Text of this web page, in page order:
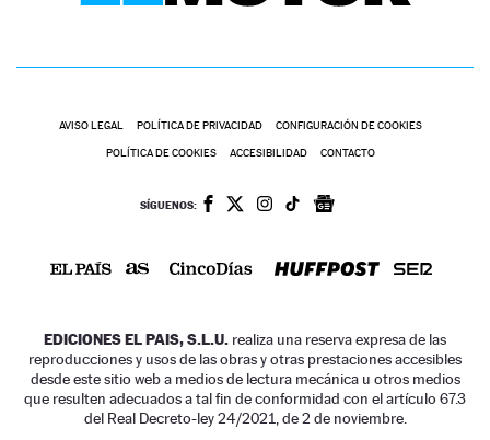
AVISO LEGAL POLÍTICA DE PRIVACIDAD CONFIGURACIÓN DE COOKIES
POLÍTICA DE COOKIES ACCESIBILIDAD CONTACTO
SÍGUENOS:
EDICIONES EL PAIS, S.L.U. realiza una reserva expresa de las
reproducciones y usos de las obras y otras prestaciones accesibles
desde este sitio web a medios de lectura mecánica u otros medios
que resulten adecuados a tal fin de conformidad con el artículo 67.3
del Real Decreto-ley 24/2021, de 2 de noviembre.